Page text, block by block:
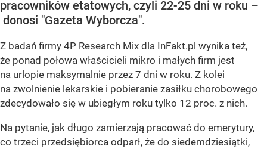
pracowników etatowych, czyli 22-25 dni w roku –
donosi "Gazeta Wyborcza".
Z badań firmy 4P Research Mix dla InFakt.pl wynika też,
że ponad połowa właścicieli mikro i małych firm jest
na urlopie maksymalnie przez 7 dni w roku. Z kolei
na zwolnienie lekarskie i pobieranie zasiłku chorobowego
zdecydowało się w ubiegłym roku tylko 12 proc. z nich.
Na pytanie, jak długo zamierzają pracować do emerytury,
co trzeci przedsiębiorca odparł, że do siedemdziesiątki,